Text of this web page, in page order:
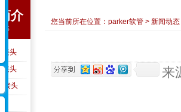
介
接头
接头
接头
您当前所在位置： parker软管 > 新闻动态
来